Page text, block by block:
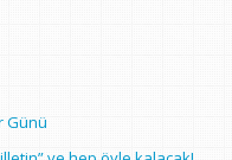
Günü